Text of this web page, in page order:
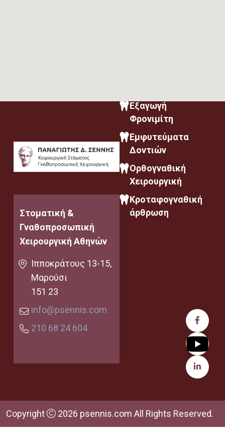
Στοματική &
Γναθοπροσωπική
Χειρουργική Αθηνών
Ιπποκράτους 13-15,
Μαρούσι
151 23
info@psennis.com
210 68 24 604
Εξαγωγή
Φρονιμίτη
Εμφυτεύματα
Δοντιών
Ορθογναθική
Χειρουργική
Κροταφογναθική
άρθρωση
Copyright 2026 psennis.com All Rights Reserved.